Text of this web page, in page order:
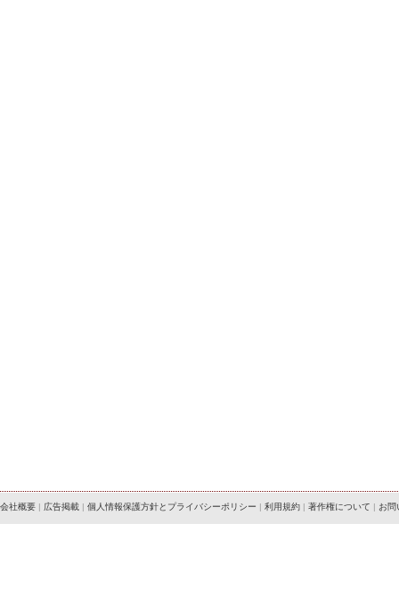
会社概要 | 広告掲載 | 個人情報保護方針とプライバシーポリシー | 利用規約 | 著作権について | お問